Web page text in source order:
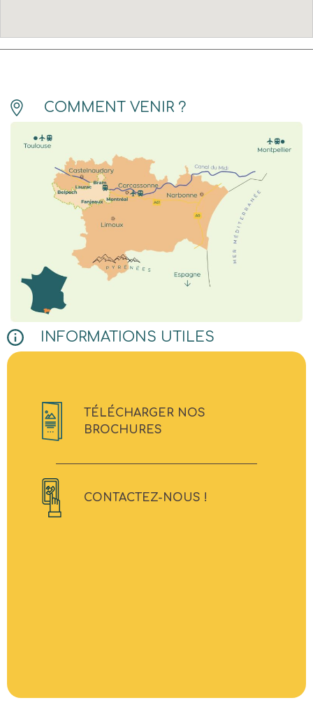
COMMENT VENIR ?
INFORMATIONS UTILES
TÉLÉCHARGER NOS
BROCHURES
CONTACTEZ-NOUS !